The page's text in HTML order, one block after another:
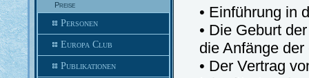
Preise
Personen
Europa Club
Publikationen
• Einführung in
• Die Geburt
die Anfänge
• Der Vertrag